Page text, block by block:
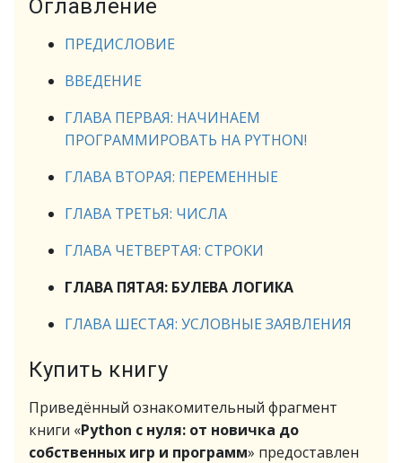
Оглавление
ПРЕДИСЛОВИЕ
ВВЕДЕНИЕ
ГЛАВА ПЕРВАЯ: НАЧИНАЕМ
ПРОГРАММИРОВАТЬ НА PYTHON!
ГЛАВА ВТОРАЯ: ПЕРЕМЕННЫЕ
ГЛАВА ТРЕТЬЯ: ЧИСЛА
ГЛАВА ЧЕТВЕРТАЯ: СТРОКИ
ГЛАВА ПЯТАЯ: БУЛЕВА ЛОГИКА
ГЛАВА ШЕСТАЯ: УСЛОВНЫЕ ЗАЯВЛЕНИЯ
Купить книгу
Приведённый ознакомительный фрагмент
книги «Python с нуля: от новичка до
собственных игр и программ» предоставлен